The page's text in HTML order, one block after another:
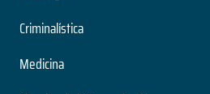
Criminalística
Medicina